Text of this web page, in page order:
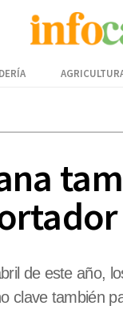
de este año,
clave también